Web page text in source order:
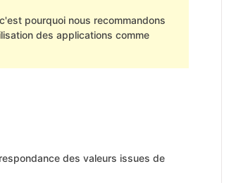
pourquoi nous recommandons
des applications comme
des valeurs issues de